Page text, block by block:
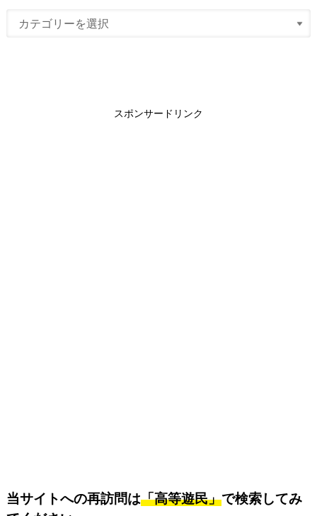
スポンサードリンク
当サイトへの再訪問は「高等遊民」で検索してみ